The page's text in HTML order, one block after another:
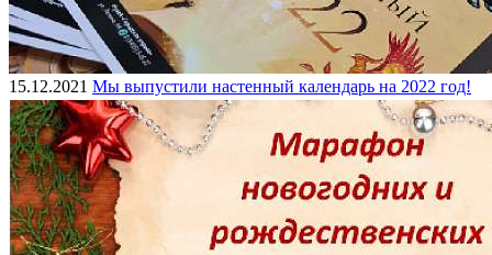
15.12.2021 Мы выпустили настенный календарь на 2022 год!